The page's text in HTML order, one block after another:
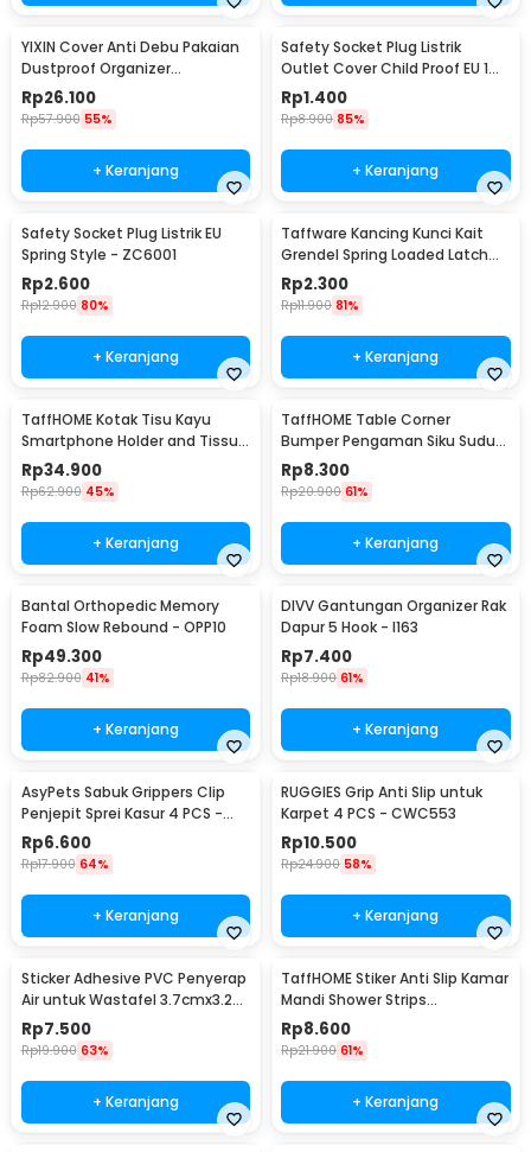
YIXIN Cover Anti Debu Pakaian
Dustproof Organizer
60x30x110cm - PEVA
Rp26.100
Rp57.900 55%
+ Keranjang
Safety Socket Plug Listrik
Outlet Cover Child Proof EU 1
PCS
Rp1.400
Rp8.900 85%
+ Keranjang
Safety Socket Plug Listrik EU
Spring Style - ZC6001
Rp2.600
Rp12.900 80%
+ Keranjang
Taffware Kancing Kunci Kait
Grendel Spring Loaded Latch
Catch Hasp - KAK-J107
Rp2.300
Rp11.900 81%
+ Keranjang
TaffHOME Kotak Tisu Kayu
Smartphone Holder and Tissue
Box - ZJ05
Rp34.900
Rp62.900 45%
+ Keranjang
TaffHOME Table Corner
Bumper Pengaman Siku Sudut
Meja Silicone 10 PCS - FY21
Rp8.300
Rp20.900 61%
+ Keranjang
Bantal Orthopedic Memory
Foam Slow Rebound - OPP10
Rp49.300
Rp82.900 41%
+ Keranjang
DIVV Gantungan Organizer Rak
Dapur 5 Hook - I163
Rp7.400
Rp18.900 61%
+ Keranjang
AsyPets Sabuk Grippers Clip
Penjepit Sprei Kasur 4 PCS -
PJP4
Rp6.600
Rp17.900 64%
+ Keranjang
RUGGIES Grip Anti Slip untuk
Karpet 4 PCS - CWC553
Rp10.500
Rp24.900 58%
+ Keranjang
Sticker Adhesive PVC Penyerap
Air untuk Wastafel 3.7cmx3.2M
- CN1222
Rp7.500
Rp19.900 63%
+ Keranjang
TaffHOME Stiker Anti Slip Kamar
Mandi Shower Strips
20x380mm 6 PCS - TT-19
Rp8.600
Rp21.900 61%
+ Keranjang